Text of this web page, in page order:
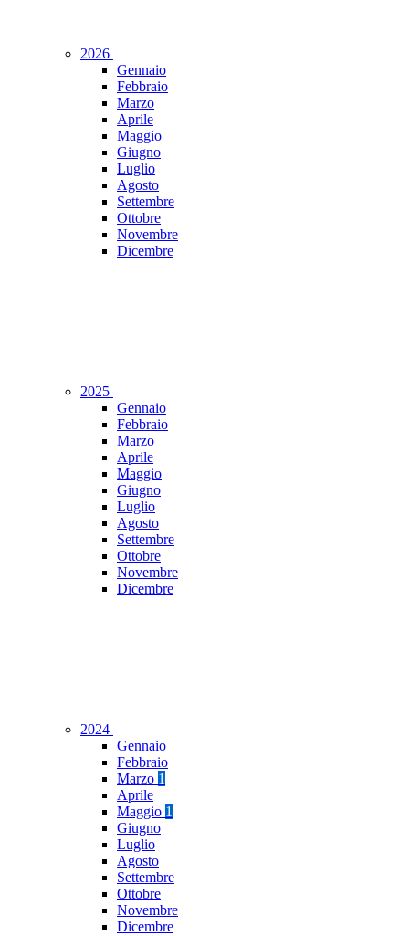
2026
Gennaio
Febbraio
Marzo
Aprile
Maggio
Giugno
Luglio
Agosto
Settembre
Ottobre
Novembre
Dicembre
2025
Gennaio
Febbraio
Marzo
Aprile
Maggio
Giugno
Luglio
Agosto
Settembre
Ottobre
Novembre
Dicembre
2024
Gennaio
Febbraio
Marzo 1
Aprile
Maggio 1
Giugno
Luglio
Agosto
Settembre
Ottobre
Novembre
Dicembre